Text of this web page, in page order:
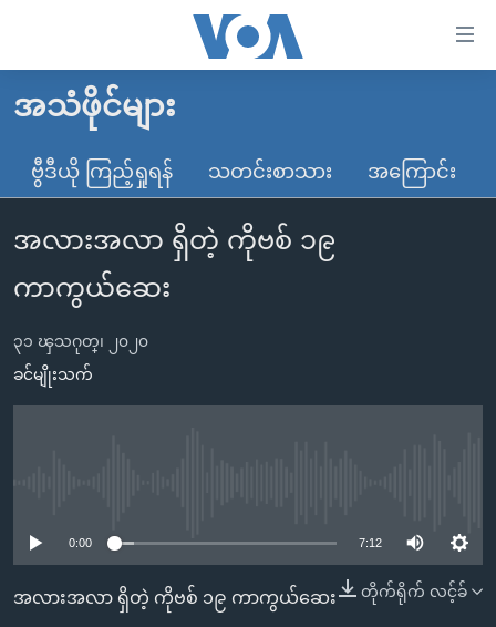
လွယ်ကူ
သည့်
များ
ပင်မ
သို့
ကျော်
ညွန်း
စာမျက်နှာ
သို့
မူလစာမျက်နှာ
မြန်မာ
ကမ္ဘာ့သတင်းများ
နိုင်ငံတကာ
အမေရိကန်
အစ္စရေး-ပါလက်စတိုင်း
ဗွီဒီယို
သတင်းလွတ်လပ်ခွင့်
အင်္ဂလိပ်စာလေ့လာမယ်
Learning English
ဗွီအိုအေ လူမှုကွန်ယက်များ
အသံဖိုင်များ
ဗွီဒီယို ကြည့်ရှုရန် သတင်းစာသား အကြောင်း
အလားအလာ ရှိတဲ့ ကိုဗစ် ၁၉
ကာကွယ်ဆေး
၃၁ ၾသဂုတ္၊ ၂၀၂၀
ခင်မျိုးသက်
0:00 7:12
တိုက်ရိုက် လင့်ခ်
အလားအလာ ရှိတဲ့ ကိုဗစ် ၁၉ ကာကွယ်ဆေး